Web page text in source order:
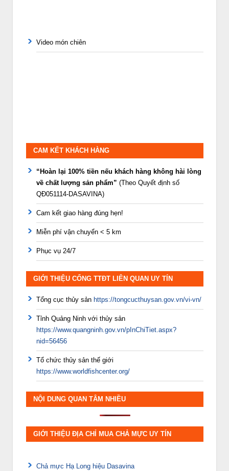
Video món chiên
CAM KẾT KHÁCH HÀNG
“Hoàn lại 100% tiền nếu khách hàng không hài lòng
về chất lượng sản phẩm” (Theo Quyết định số
QĐ051114-DASAVINA)
Cam kết giao hàng đúng hẹn!
Miễn phí vận chuyển < 5 km
Phục vụ 24/7
GIỚI THIỆU CỔNG TTĐT LIÊN QUAN UY TÍN
Tổng cục thủy sản https://tongcucthuysan.gov.vn/vi-vn/
Tỉnh Quảng Ninh với thủy sản
https://www.quangninh.gov.vn/pInChiTiet.aspx?
nid=56456
Tổ chức thủy sản thế giới
https://www.worldfishcenter.org/
NỘI DUNG QUAN TÂM NHIỀU
GIỚI THIỆU ĐỊA CHỈ MUA CHẢ MỰC UY TÍN
Chả mực Hạ Long hiệu Dasavina